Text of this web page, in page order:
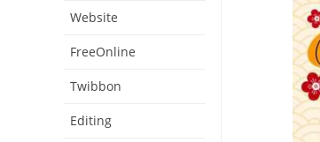
Website
FreeOnline
Twibbon
Editing